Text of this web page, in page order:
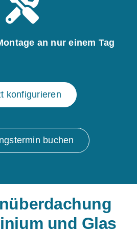
an nur einem Tag
konfigurieren
buchen
und Glas